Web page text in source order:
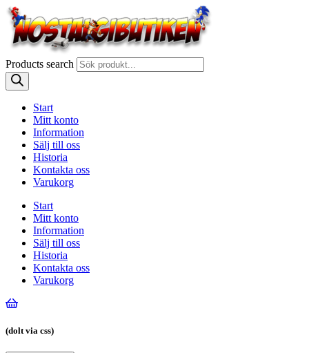
Products search
Start
Mitt konto
Information
Sälj till oss
Historia
Kontakta oss
Varukorg
Start
Mitt konto
Information
Sälj till oss
Historia
Kontakta oss
Varukorg
(dolt via css)